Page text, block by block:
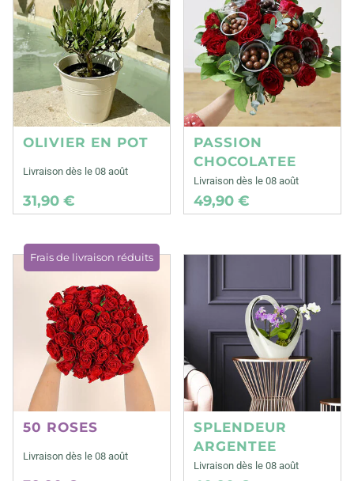
OLIVIER EN POT
Livraison dès le 08 août
31,90 €
PASSION
CHOCOLATEE
Livraison dès le 08 août
49,90 €
Frais de livraison réduits
50 ROSES
Livraison dès le 08 août
SPLENDEUR
ARGENTEE
Livraison dès le 08 août